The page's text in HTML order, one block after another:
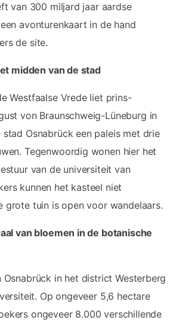
van 300 miljard jaar aardse
avonturenkaart in de hand
de site.
midden van de stad
Westfaalse Vrede liet prins-
von Braunschweig-Lüneburg in
Osnabrück een paleis met drie
Tegenwoordig wonen hier het
van de universiteit van
kunnen het kasteel niet
grote tuin is open voor wandelaars.
van bloemen in de botanische
Osnabrück in het district Westerberg
Op ongeveer 5,6 hectare
ongeveer 8.000 verschillende